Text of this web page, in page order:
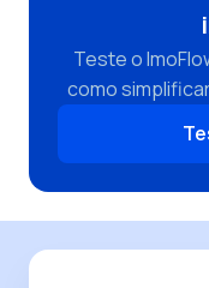
Teste o
como